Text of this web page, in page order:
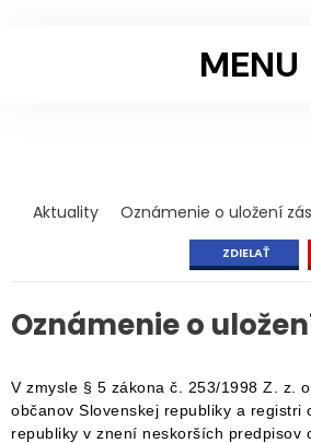
MENU
Aktuality Oznámenie o uložení
ZDIELAŤ
Oznámenie o
V zmysle § 5 zákona č. 253/1998 Z. z.
občanov Slovenskej republiky a registri
republiky v znení neskorších predpisov